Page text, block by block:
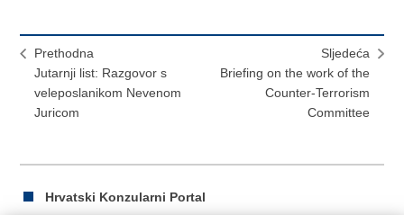
Prethodna
Jutarnji list: Razgovor s
veleposlanikom Nevenom
Juricom
Sljedeća
Briefing on the work of the
Counter-Terrorism
Committee
Hrvatski Konzularni Portal